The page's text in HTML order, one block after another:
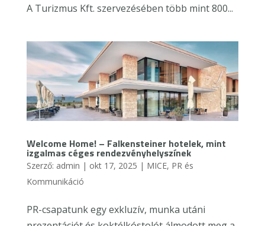
A Turizmus Kft. szervezésében több mint 800...
Welcome Home! – Falkensteiner hotelek, mint
izgalmas céges rendezvényhelyszínek
Szerző: admin | okt 17, 2025 | MICE, PR és
Kommunikáció
PR-csapatunk egy exkluzív, munka utáni